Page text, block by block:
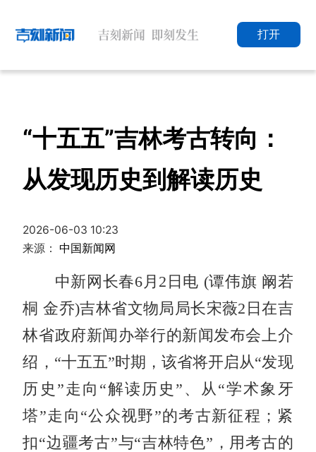
打开
“十五五”吉林考古转向：
从发现历史到解读历史
2026-06-03 10:23
来源：中国新闻网
中新网长春6月2日电 (谭伟旗 阚若
桐 金乔)吉林省文物局局长宋薇2日在吉
林省政府新闻办举行的新闻发布会上介
绍，“十五五”时期，该省将开启从“发现
历史”走向“解读历史”、从“学术象牙
塔”走向“公众视野”的考古新征程；紧
扣“边疆考古”与“吉林特色”，用考古的